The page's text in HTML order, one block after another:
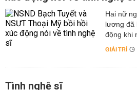
Hai nữ
lương đã
động khi
GIẢI TRÍ
Tình nghệ sĩ